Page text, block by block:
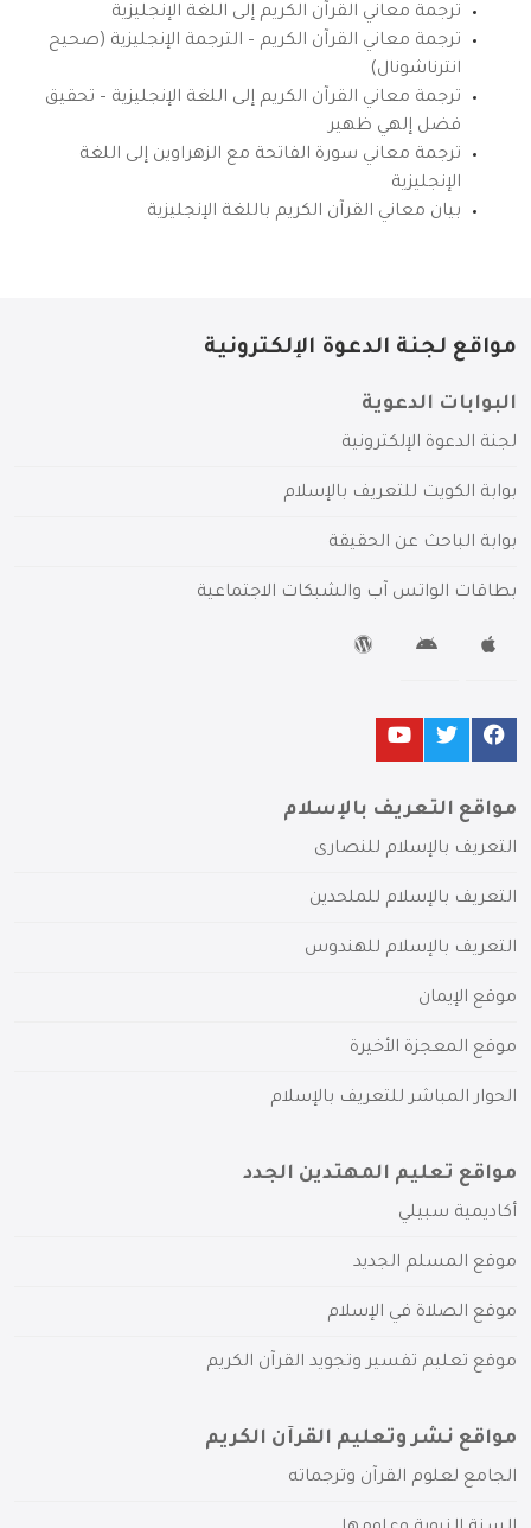
ترجمة معاني القرآن الكريم إلى اللغة الإنجليزية
ترجمة معاني القرآن الكريم – الترجمة الإنجليزية (صحيح
انترناشونال)
ترجمة معاني القرآن الكريم إلى اللغة الإنجليزية – تحقيق
فضل إلهي ظهير
ترجمة معاني سورة الفاتحة مع الزهراوين إلى اللغة
الإنجليزية
بيان معاني القرآن الكريم باللغة الإنجليزية
مواقع لجنة الدعوة الإلكترونية
البوابات الدعوية
لجنة الدعوة الإلكترونية
بوابة الكويت للتعريف بالإسلام
بوابة الباحث عن الحقيقة
بطاقات الواتس آب والشبكات الاجتماعية
مواقع التعريف بالإسلام
التعريف بالإسلام للنصارى
التعريف بالإسلام للملحدين
التعريف بالإسلام للهندوس
موقع الإيمان
موقع المعجزة الأخيرة
الحوار المباشر للتعريف بالإسلام
مواقع تعليم المهتدين الجدد
أكاديمية سبيلي
موقع المسلم الجديد
موقع الصلاة في الإسلام
موقع تعليم تفسير وتجويد القرآن الكريم
مواقع نشر وتعليم القرآن الكريم
الجامع لعلوم القرآن وترجماته